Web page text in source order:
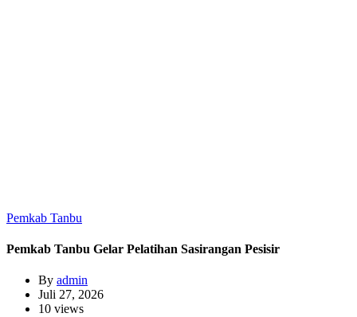
Pemkab Tanbu
Pemkab Tanbu Gelar Pelatihan Sasirangan Pesisir
By admin
Juli 27, 2026
10 views